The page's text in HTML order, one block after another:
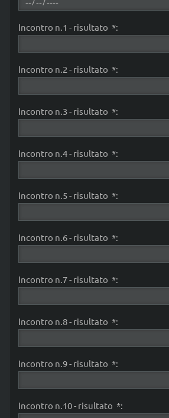
Incontro n.1 - risultato *:
Incontro n.2 - risultato *:
Incontro n.3 - risultato *:
Incontro n.4 - risultato *:
Incontro n.5 - risultato *:
Incontro n.6 - risultato *:
Incontro n.7 - risultato *:
Incontro n.8 - risultato *:
Incontro n.9 - risultato *:
Incontro n.10 - risultato *: